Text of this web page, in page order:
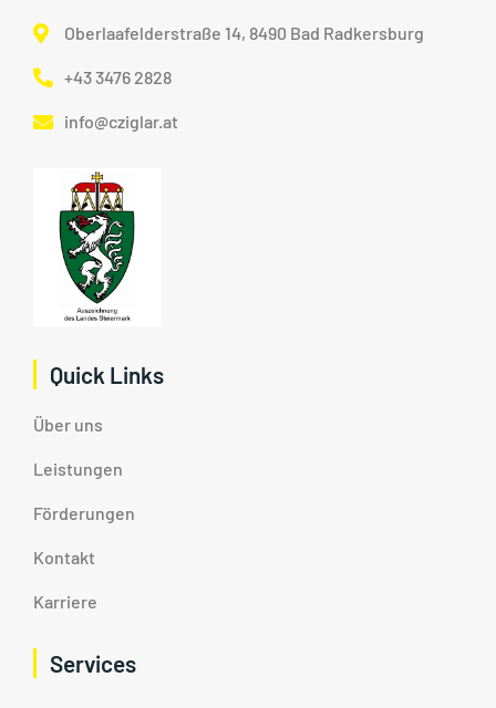
Oberlaafelderstraße 14, 8490 Bad Radkersburg
+43 3476 2828
info@cziglar.at
Quick Links
Über uns
Leistungen
Förderungen
Kontakt
Karriere
Services